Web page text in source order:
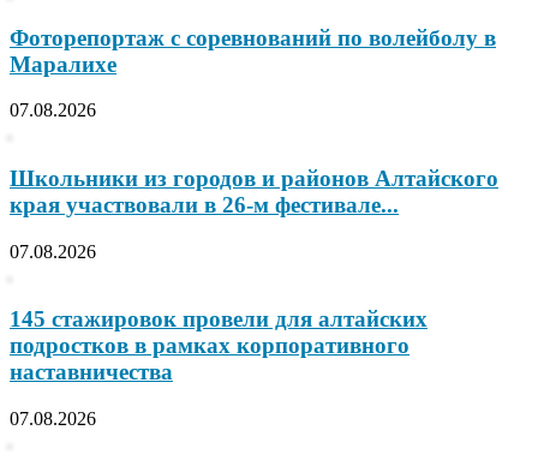
Фоторепортаж с соревнований по волейболу в
Маралихе
07.08.2026
Школьники из городов и районов Алтайского
края участвовали в 26-м фестивале...
07.08.2026
145 стажировок провели для алтайских
подростков в рамках корпоративного
наставничества
07.08.2026